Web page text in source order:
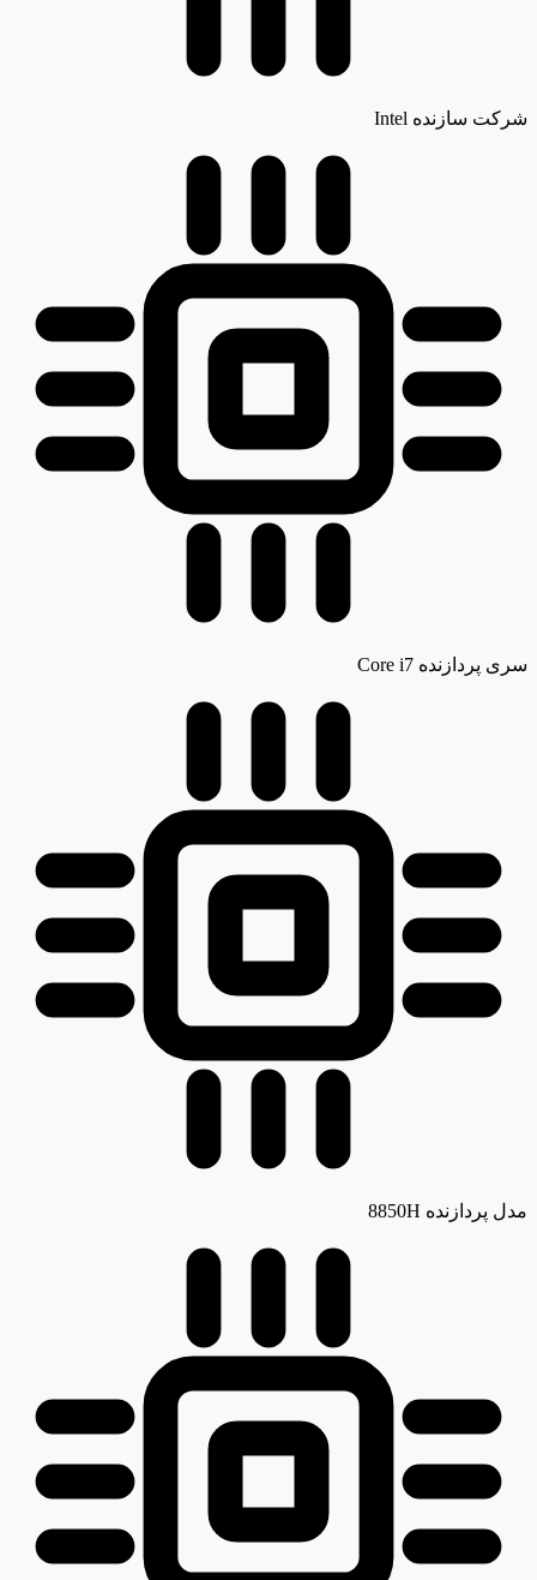
شرکت سازنده Intel
سری پردازنده Core i7
مدل پردازنده 8850H